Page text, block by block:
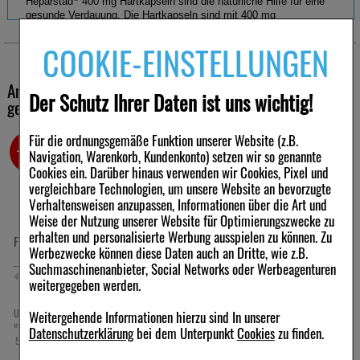
COOKIE-EINSTELLUNGEN
Der Schutz Ihrer Daten ist uns wichtig!
Für die ordnungsgemäße Funktion unserer Website (z.B.
Navigation, Warenkorb, Kundenkonto) setzen wir so genannte
Cookies ein. Darüber hinaus verwenden wir Cookies, Pixel und
vergleichbare Technologien, um unsere Website an bevorzugte
Verhaltensweisen anzupassen, Informationen über die Art und
Weise der Nutzung unserer Website für Optimierungszwecke zu
erhalten und personalisierte Werbung ausspielen zu können. Zu
Werbezwecke können diese Daten auch an Dritte, wie z.B.
Suchmaschinenanbieter, Social Networks oder Werbeagenturen
weitergegeben werden.
Weitergehende Informationen hierzu sind In unserer
Datenschutzerklärungbei dem UnterpunktCookieszu finden.
gesunde Verdauung. Die Hartkapseln sind mit 400 mg
Verdauungsbeschwerden mit 400 mg Trockenextrakt aus
Hoch dosiert und gut verträglich
Erleichtert die Verdauung von Nahrungsfetten
Lindert Bauchweh und Blähungen
Regt den Gallenfluss in der Leber an
So wirken Heparstad®400 mg Hartkapseln
Extrakte aus Artischockenblättern erleichtern die Verdauung von
Nahrungsfetten, indem sie den Gallenfluss anregen. Das kann vor
allem nach einem schweren Essen und Alkohol sinnvoll sein.
Zudem können Artischockenblätter-Extrakte so eine positive
Andere Kunden haben ebenfalls folgende Produkte
gekauft
FLUXLON Beutel
400 g Beutel
21,80 €
UVP: 25,90 €³
inkl. MwSt zzgl.Versand
54,50 €pro 1 kg
-16%
EICOSAN 750 Omega-3 Konzentrat
Weichkapseln
60St Weichkapseln
UVP: 19,99 €³
inkl. MwSt zzgl.Versand
-25,5%